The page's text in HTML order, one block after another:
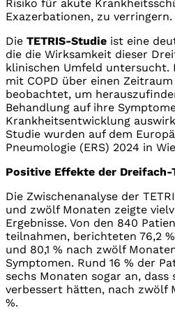
Risiko für akute
Exazerbationen, zu verringern.
Die TETRIS-Studie ist eine
die die Wirksamkeit dieser
klinischen Umfeld untersucht.
mit COPD über einen
beobachtet, um
Behandlung auf ihre
Krankheitsentwicklung
Studie wurden auf dem
Pneumologie (ERS) 2024 in
Positive Effekte der Dreifach-
Die Zwischenanalyse der
und zwölf Monaten zeigte
Ergebnisse. Von den 840
teilnahmen, berichteten 76,2
und 80,1 % nach zwölf
Symptomen. Rund 16 % der
sechs Monaten sogar an,
verbessert hätten, nach zwölf
%.